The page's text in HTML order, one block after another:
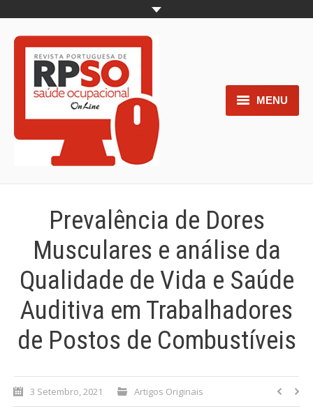
MENU
Home
Normas para os autores
Documentos necessários à
submissão
Processo de submissão
Submeta aqui
Formação Profissional
Prevalência de Dores
Musculares e análise da
Qualidade de Vida e Saúde
Auditiva em Trabalhadores
de Postos de Combustíveis
3 Setembro, 2021 Artigos Originais